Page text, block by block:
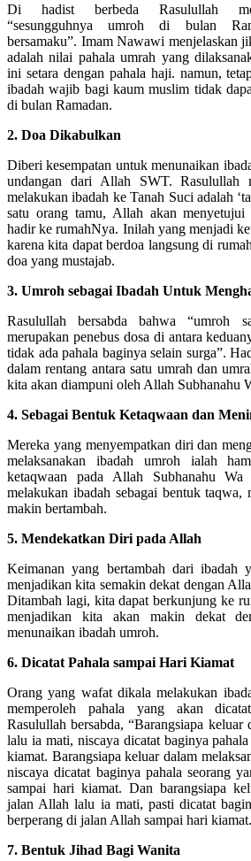
Di hadist berbeda Rasulullah
“sesungguhnya umroh di bulan
bersamaku”. Imam Nawawi menjelaskan
adalah nilai pahala umrah yang
ini setara dengan pahala haji. namun,
ibadah wajib bagi kaum muslim tidak
di bulan Ramadan.
2. Doa Dikabulkan
Diberi kesempatan untuk menunaikan
undangan dari Allah SWT. Rasulullah
melakukan ibadah ke Tanah Suci adalah
satu orang tamu, Allah akan menyetujui
hadir ke rumahNya. Inilah yang menjadi
karena kita dapat berdoa langsung di
doa yang mustajab.
3. Umroh sebagai Ibadah Untuk
Rasulullah bersabda bahwa “umroh
merupakan penebus dosa di antara
tidak ada pahala baginya selain surga”.
dalam rentang antara satu umrah dan
kita akan diampuni oleh Allah Subhanahu
4. Sebagai Bentuk Ketaqwaan dan
Mereka yang menyempatkan diri dan
melaksanakan ibadah umroh ialah
ketaqwaan pada Allah Subhanahu Wa
melakukan ibadah sebagai bentuk taqwa,
makin bertambah.
5. Mendekatkan Diri pada Allah
Keimanan yang bertambah dari ibadah
menjadikan kita semakin dekat dengan
Ditambah lagi, kita dapat berkunjung ke
menjadikan kita akan makin dekat
menunaikan ibadah umroh.
6. Dicatat Pahala sampai Hari Kiamat
Orang yang wafat dikala melakukan
memperoleh pahala yang akan
Rasulullah bersabda, “Barangsiapa keluar
lalu ia mati, niscaya dicatat baginya
kiamat. Barangsiapa keluar dalam
niscaya dicatat baginya pahala seorang
sampai hari kiamat. Dan barangsiapa
jalan Allah lalu ia mati, pasti dicatat
berperang di jalan Allah sampai hari
7. Bentuk Jihad Bagi Wanita